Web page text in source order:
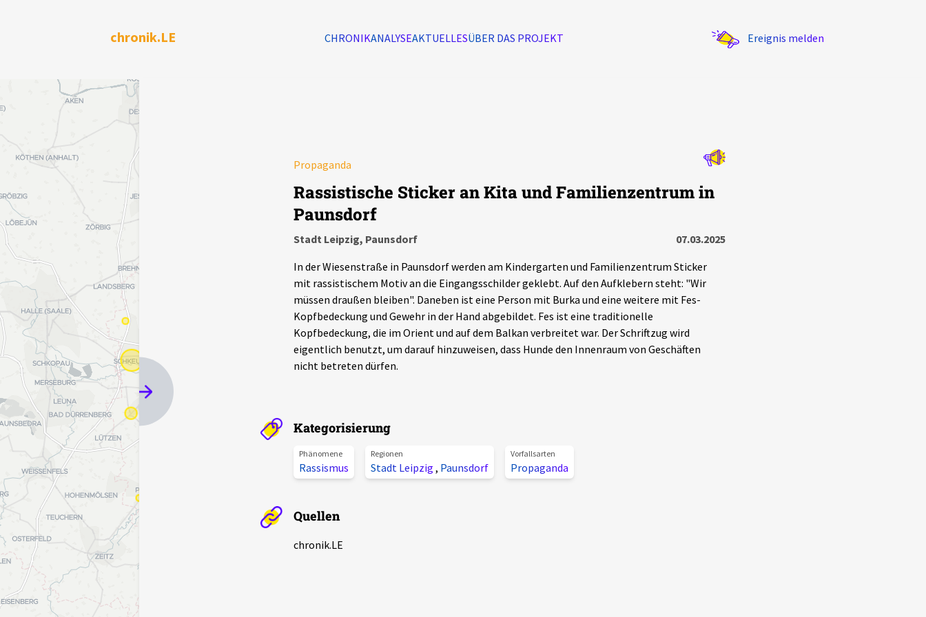
chronik.LE CHRONIKANALYSEAKTUELLESÜBER DAS PROJEKT Ereignis melden
Propaganda
Rassistische Sticker an Kita und Familienzentrum in
Paunsdorf
Stadt Leipzig, Paunsdorf
07.03.2025
In der Wiesenstraße in Paunsdorf werden am Kindergarten und Familienzentrum Sticker
mit rassistischem Motiv an die Eingangsschilder geklebt. Auf den Aufklebern steht: "Wir
müssen draußen bleiben". Daneben ist eine Person mit Burka und eine weitere mit Fes-
Kopfbedeckung und Gewehr in der Hand abgebildet. Fes ist eine traditionelle
Kopfbedeckung, die im Orient und auf dem Balkan verbreitet war. Der Schriftzug wird
eigentlich benutzt, um darauf hinzuweisen, dass Hunde den Innenraum von Geschäften
nicht betreten dürfen.
Kategorisierung
Phänomene
Rassismus
Regionen
Stadt Leipzig , Paunsdorf
Vorfallsarten
Propaganda
Quellen
chronik.LE